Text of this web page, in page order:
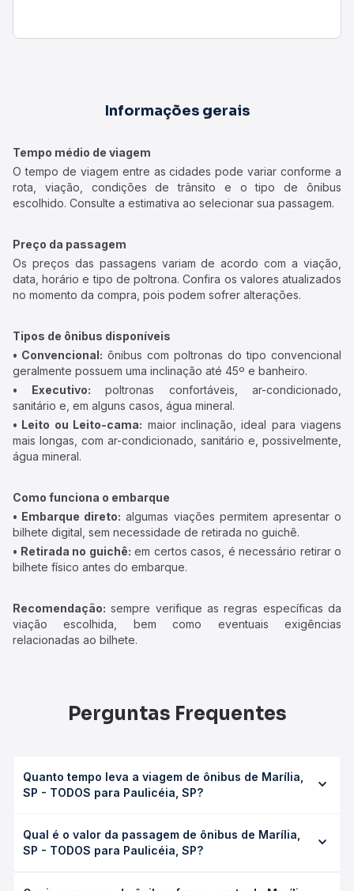
Informações gerais
Tempo médio de viagem
O tempo de viagem entre as cidades pode variar conforme a
rota, viação, condições de trânsito e o tipo de ônibus
escolhido. Consulte a estimativa ao selecionar sua passagem.
Preço da passagem
Os preços das passagens variam de acordo com a viação,
data, horário e tipo de poltrona. Confira os valores atualizados
no momento da compra, pois podem sofrer alterações.
Tipos de ônibus disponíveis
• Convencional: ônibus com poltronas do tipo convencional
geralmente possuem uma inclinação até 45º e banheiro.
• Executivo: poltronas confortáveis, ar-condicionado,
sanitário e, em alguns casos, água mineral.
• Leito ou Leito-cama: maior inclinação, ideal para viagens
mais longas, com ar-condicionado, sanitário e, possivelmente,
água mineral.
Como funciona o embarque
• Embarque direto: algumas viações permitem apresentar o
bilhete digital, sem necessidade de retirada no guichê.
• Retirada no guichê: em certos casos, é necessário retirar o
bilhete físico antes do embarque.
Recomendação: sempre verifique as regras específicas da
viação escolhida, bem como eventuais exigências
relacionadas ao bilhete.
Perguntas Frequentes
Quanto tempo leva a viagem de ônibus de Marília,
SP - TODOS para Paulicéia, SP?
Paulicéia, SP leva em média 6h 10min, podendo variar
conforme a viação, o tipo de serviço (convencional,
Qual é o valor da passagem de ônibus de Marília,
SP - TODOS para Paulicéia, SP?